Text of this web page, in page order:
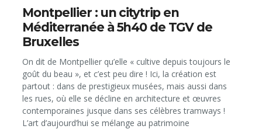
Montpellier : un citytrip en
Méditerranée à 5h40 de TGV de
Bruxelles
On dit de Montpellier qu’elle « cultive depuis toujours le
goût du beau », et c’est peu dire ! Ici, la création est
partout : dans de prestigieux musées, mais aussi dans
les rues, où elle se décline en architecture et œuvres
contemporaines jusque dans ses célèbres tramways !
L’art d’aujourd’hui se mélange au patrimoine